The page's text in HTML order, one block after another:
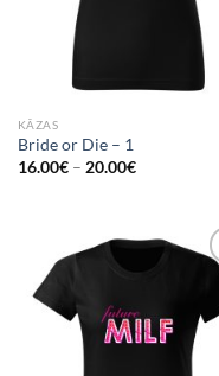
KĀZAS
Bride or Die – 1
16.00€– 20.00€